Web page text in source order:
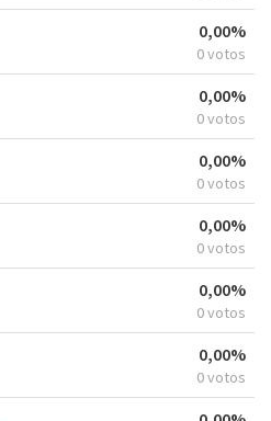
0,00%
0 votos
0,00%
0 votos
0,00%
0 votos
0,00%
0 votos
0,00%
0 votos
0,00%
0 votos